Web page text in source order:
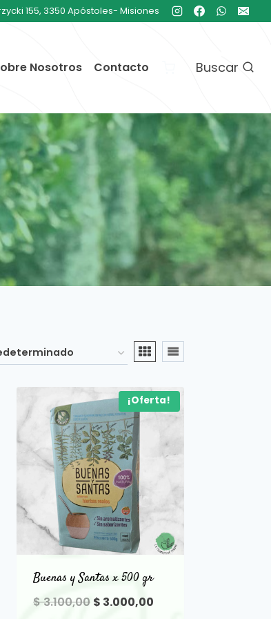
155, 3350 Apóstoles- Misiones
Nosotros Contacto Buscar
¡Oferta!
Buenas y Santas x 500 gr
$3.100,00 El
$ 3.000,00